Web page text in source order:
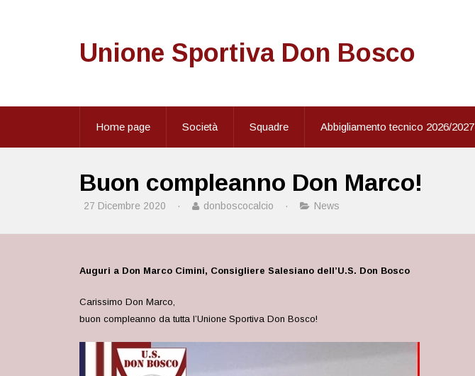
Unione Sportiva Don Bosco
Home page Società Squadre Abbigliamento tecnico 2026/2027
Buon compleanno Don Marco!
27 Dicembre 2020 · donboscocalcio · News
Auguri a Don Marco Cimini, Consigliere Salesiano dell’U.S. Don Bosco
Carissimo Don Marco,
buon compleanno da tutta l’Unione Sportiva Don Bosco!